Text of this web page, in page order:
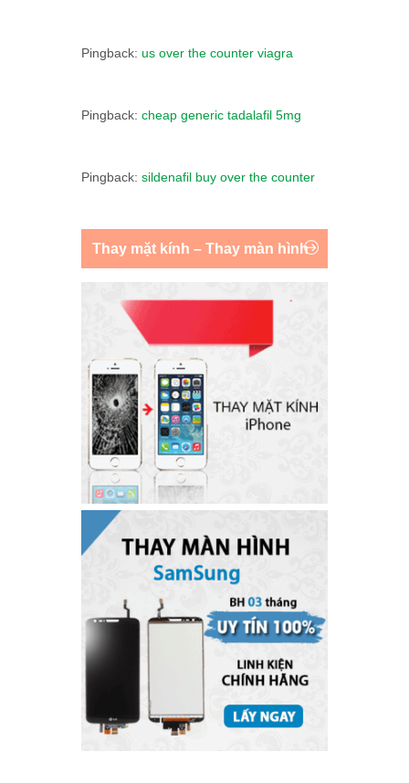
Pingback: us over the counter viagra
Pingback: cheap generic tadalafil 5mg
Pingback: sildenafil buy over the counter
Thay mặt kính – Thay màn hình